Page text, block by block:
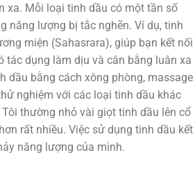
xa. Mỗi loại tinh dầu có một tần số
năng lượng bị tắc nghẽn. Ví dụ, tinh
miện (Sahasrara), giúp bạn kết nối
tác dụng làm dịu và cân bằng luân xa
dầu bằng cách xông phòng, massage
nghiệm với các loại tinh dầu khác
thường nhỏ vài giọt tinh dầu lên cổ
rất nhiều. Việc sử dụng tinh dầu kết
năng lượng của mình.